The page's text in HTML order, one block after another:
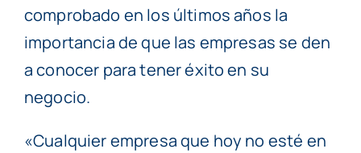
comprobado en los últimos años la
importancia de que las empresas se den
a conocer para tener éxito en su
negocio.
«Cualquier empresa que hoy no esté en